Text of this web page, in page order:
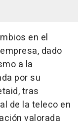
en el
dado
a la
por su
tras
de la teleco en
valorada